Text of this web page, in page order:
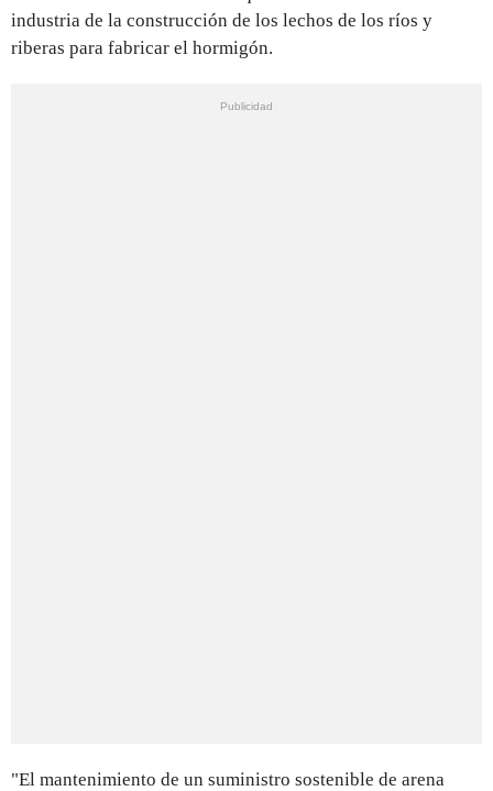
industria de la construcción de los lechos de los ríos y
riberas para fabricar el hormigón.
"El mantenimiento de un suministro sostenible de arena